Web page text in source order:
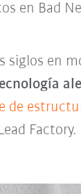
en Bad
siglos en
de
Factory.